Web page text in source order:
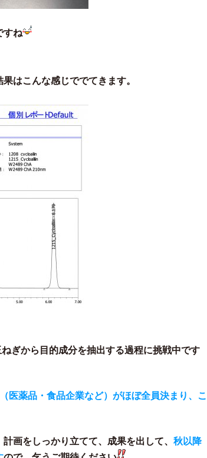
すね
はこんな感じででてきます。
ぎから目的成分を抽出する過程に挑戦中です
医薬品・食品企業など）がほぼ全員決まり、こ
画をしっかり立てて、成果を出して、 秋以降